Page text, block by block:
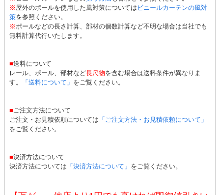
※ 屋外のポールを使用した風対策については ビニールカーテンの風対
策を参照ください。
※ ポールなどの長さ計算、部材の個数計算など不明な場合は当社でも
無料計算代行いたします。
■送料について
レール、ポール、部材など長尺物を含む場合は送料条件が異なりま
す。
「送料について」 をご覧ください。
■ ご注文方法について
ご注文・お見積依頼については 「ご注文方法・お見積依頼について」
をご覧ください。
■決済方法について
決済方法については 「決済方法について」 をご覧ください。